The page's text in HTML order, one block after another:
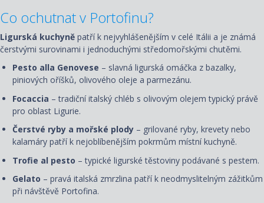
Co ochutnat v Portofinu?
Ligurská kuchyně patří k nejvyhlášenějším v celé Itálii a je známá
čerstvými surovinami i jednoduchými středomořskými chutěmi.
Pesto alla Genovese – slavná ligurská omáčka z bazalky,
piniových oříšků, olivového oleje a parmezánu.
Focaccia – tradiční italský chléb s olivovým olejem typický právě
pro oblast Ligurie.
Čerstvé ryby a mořské plody – grilované ryby, krevety nebo
kalamáry patří k nejoblíbenějším pokrmům místní kuchyně.
Trofie al pesto – typické ligurské těstoviny podávané s pestem.
Gelato – pravá italská zmrzlina patří k neodmyslitelným zážitkům
při návštěvě Portofina.